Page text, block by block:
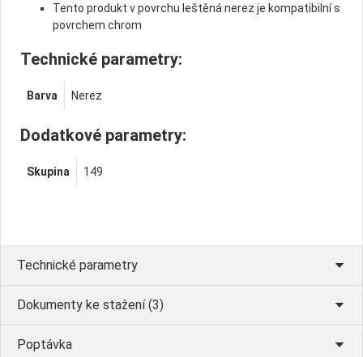
Tento produkt v povrchu leštěná nerez je kompatibilní s
povrchem chrom
Technické parametry:
Barva Nerez
Dodatkové parametry:
Skupina 149
Technické parametry
Dokumenty ke stažení (3)
Poptávka